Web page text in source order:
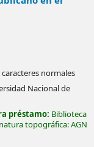
caracteres normales
Nacional de
préstamo: Biblioteca
topográfica:AGN